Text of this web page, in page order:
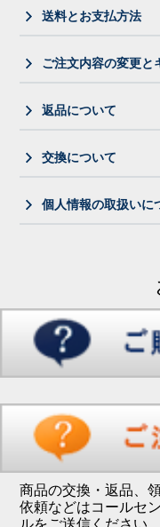
送料とお支払方法
ご注文内容の変更と
返品について
交換について
個人情報の取扱いに
商品の交換・返品、
依頼などはコールセ
ルをご送信ください。